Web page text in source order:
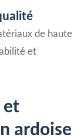
de haute
et
et
ardoise